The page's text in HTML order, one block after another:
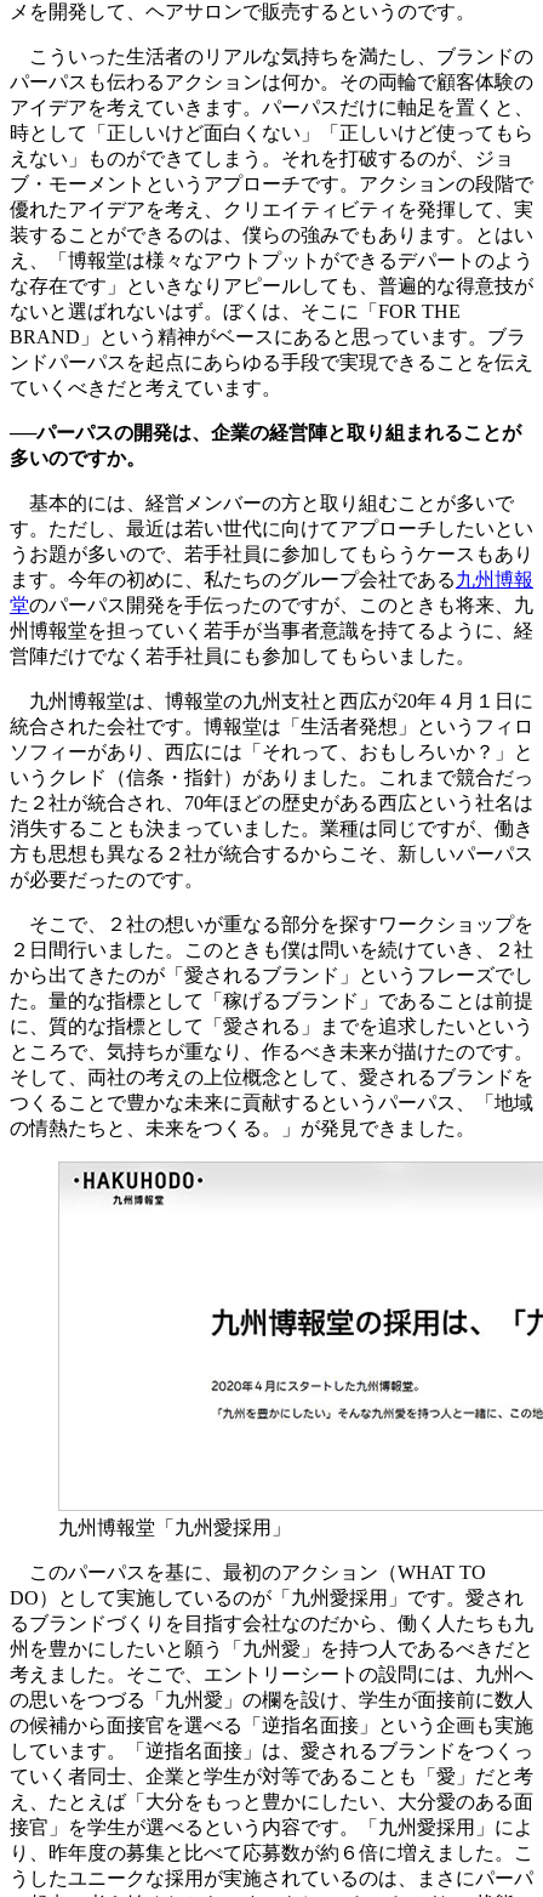
メを開発して、ヘアサロンで販売するというのです。
こういった生活者のリアルな気持ちを満たし、ブランドの
パーパスも伝わるアクションは何か。その両輪で顧客体験の
アイデアを考えていきます。パーパスだけに軸足を置くと、
時として「正しいけど面白くない」「正しいけど使ってもら
えない」ものができてしまう。それを打破するのが、ジョ
ブ・モーメントというアプローチです。アクションの段階で
優れたアイデアを考え、クリエイティビティを発揮して、実
装することができるのは、僕らの強みでもあります。とはい
え、「博報堂は様々なアウトプットができるデパートのよう
な存在です」といきなりアピールしても、普遍的な得意技が
ないと選ばれないはず。ぼくは、そこに「FOR THE
BRAND」という精神がベースにあると思っています。ブラ
ンドパーパスを起点にあらゆる手段で実現できることを伝え
ていくべきだと考えています。
──パーパスの開発は、企業の経営陣と取り組まれることが
多いのですか。
基本的には、経営メンバーの方と取り組むことが多いで
す。ただし、最近は若い世代に向けてアプローチしたいとい
うお題が多いので、若手社員に参加してもらうケースもあり
ます。今年の初めに、私たちのグループ会社である九州博報
堂のパーパス開発を手伝ったのですが、このときも将来、九
州博報堂を担っていく若手が当事者意識を持てるように、経
営陣だけでなく若手社員にも参加してもらいました。
九州博報堂は、博報堂の九州支社と西広が20年４月１日に
統合された会社です。博報堂は「生活者発想」というフィロ
ソフィーがあり、西広には「それって、おもしろいか？」と
いうクレド（信条・指針）がありました。これまで競合だっ
た２社が統合され、70年ほどの歴史がある西広という社名は
消失することも決まっていました。業種は同じですが、働き
方も思想も異なる２社が統合するからこそ、新しいパーパス
が必要だったのです。
そこで、２社の想いが重なる部分を探すワークショップを
２日間行いました。このときも僕は問いを続けていき、２社
から出てきたのが「愛されるブランド」というフレーズでし
た。量的な指標として「稼げるブランド」であることは前提
に、質的な指標として「愛される」までを追求したいという
ところで、気持ちが重なり、作るべき未来が描けたのです。
そして、両社の考えの上位概念として、愛されるブランドを
つくることで豊かな未来に貢献するというパーパス、「地域
の情熱たちと、未来をつくる。」が発見できました。
九州博報堂「九州愛採用」
このパーパスを基に、最初のアクション（WHAT TO
DO）として実施しているのが「九州愛採用」です。愛され
るブランドづくりを目指す会社なのだから、働く人たちも九
州を豊かにしたいと願う「九州愛」を持つ人であるべきだと
考えました。そこで、エントリーシートの設問には、九州へ
の思いをつづる「九州愛」の欄を設け、学生が面接前に数人
の候補から面接官を選べる「逆指名面接」という企画も実施
しています。「逆指名面接」は、愛されるブランドをつくっ
ていく者同士、企業と学生が対等であることも「愛」だと考
え、たとえば「大分をもっと豊かにしたい、大分愛のある面
接官」を学生が選べるという内容です。「九州愛採用」によ
り、昨年度の募集と比べて応募数が約６倍に増えました。こ
うしたユニークな採用が実施されているのは、まさにパーパ